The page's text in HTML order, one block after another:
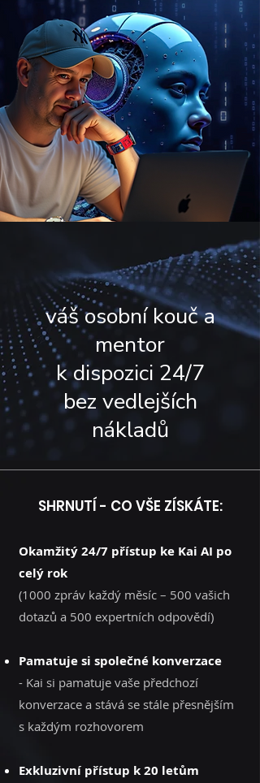
váš osobní kouč a
mentor
k dispozici 24/7
bez vedlejších
nákladů
SHRNUTÍ - CO VŠE ZÍSKÁTE:
Okamžitý 24/7 přístup ke Kai AI po
celý rok
(1000 zpráv každý měsíc – 500 vašich
dotazů a 500 expertních odpovědí)
Pamatuje si společné konverzace
- Kai si pamatuje vaše předchozí
konverzace a stává se stále přesnějším
s každým rozhovorem
Exkluzivní přístup k 20 letům